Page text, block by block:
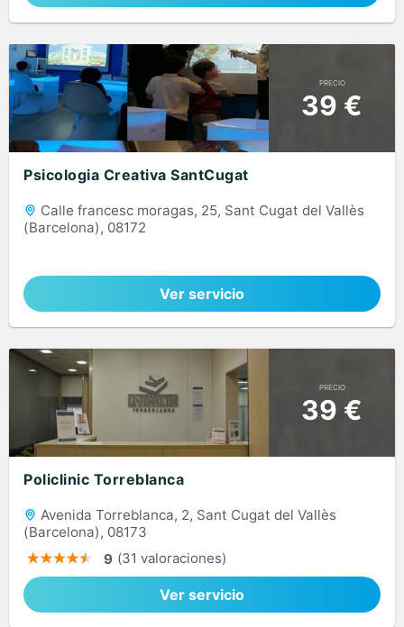
PRECIO
39 €
Psicologia Creativa SantCugat
Calle francesc moragas, 25, Sant Cugat del Vallès
(Barcelona), 08172
Ver servicio
PRECIO
39 €
Policlinic Torreblanca
Avenida Torreblanca, 2, Sant Cugat del Vallès
(Barcelona), 08173
9 (31 valoraciones)
Ver servicio